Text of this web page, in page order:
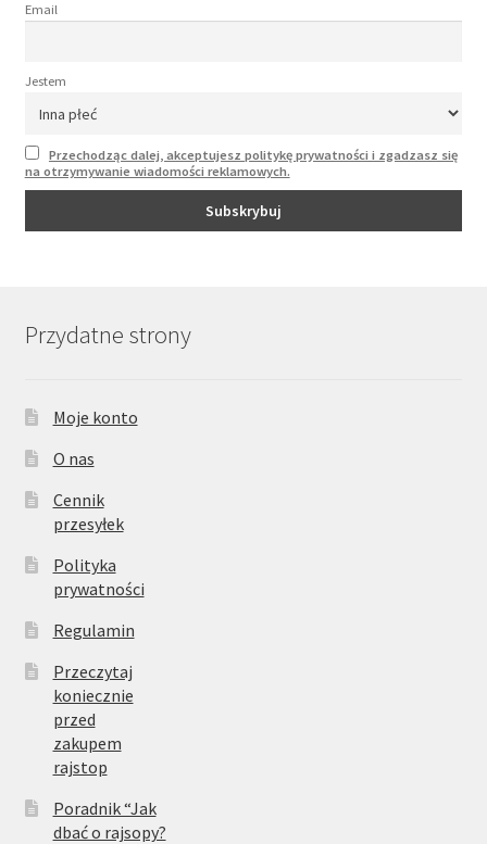
Email
Jestem
Przechodząc dalej, akceptujesz politykę prywatności i zgadzasz się
na otrzymywanie wiadomości reklamowych.
Przydatne strony
Moje konto
O nas
Cennik
przesyłek
Polityka
prywatności
Regulamin
Przeczytaj
koniecznie
przed
zakupem
rajstop
Poradnik “Jak
dbać o rajsopy?